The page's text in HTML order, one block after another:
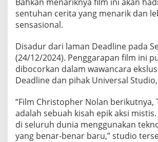
T
h
d
y
s
e
y
’
,
sentuhan cerita yang menarik dan
sensasional.
Disadur dari laman Deadline pada
(24/12/2024). Penggarapan film ini
dibocorkan dalam wawancara
Deadline dan pihak Universal Studio,
“Film Christopher Nolan berikutnya,
adalah sebuah kisah epik aksi
di seluruh dunia menggunakan
yang benar-benar baru,” studio